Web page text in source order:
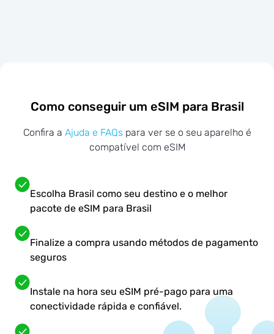
Como conseguir um eSIM para Brasil
Confira a Ajuda e FAQs para ver se o seu aparelho é
compatível com eSIM
Escolha Brasil como seu destino e o melhor
pacote de eSIM para Brasil
Finalize a compra usando métodos de pagamento
seguros
Instale na hora seu eSIM pré-pago para uma
conectividade rápida e confiável.